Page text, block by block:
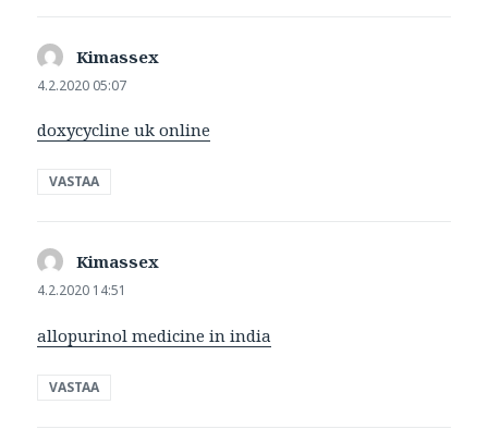
Kimassex
4.2.2020 05:07
doxycycline uk online
VASTAA
Kimassex
4.2.2020 14:51
allopurinol medicine in india
VASTAA